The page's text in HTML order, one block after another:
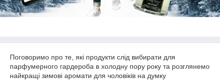
Поговоримо про те, які продукти слід вибирати для
парфумерного гардероба в холодну пору року та розглянемо
найкращі зимові аромати для чоловіків на думку